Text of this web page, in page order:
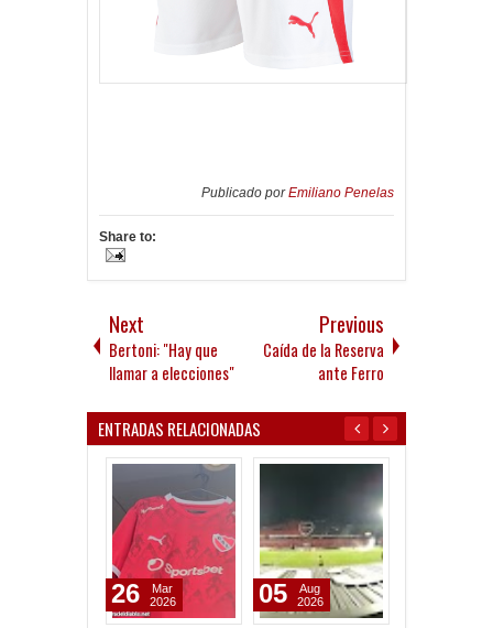
Publicado porEmiliano Penelas
Share to:
Next
Bertoni: "Hay que
llamar a elecciones"
Previous
Caída de la Reserva
ante Ferro
ENTRADAS RELACIONADAS
26
Mar
2026
05
Aug
2026